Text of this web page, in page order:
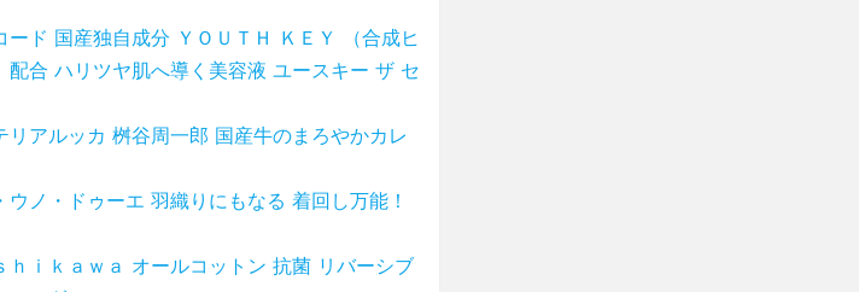
ド 国産独自成分 ＹＯＵＴＨ ＫＥＹ （合成ヒ
配合 ハリツヤ肌へ導く美容液 ユースキー ザ セ
アルッカ 桝谷周一郎 国産牛のまろやかカレ
ノ・ドゥーエ 羽織りにもなる 着回し万能！
ｉｋａｗａ オールコットン 抗菌 リバーシブ